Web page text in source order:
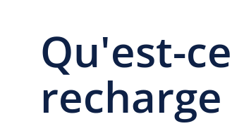
Qu'est-